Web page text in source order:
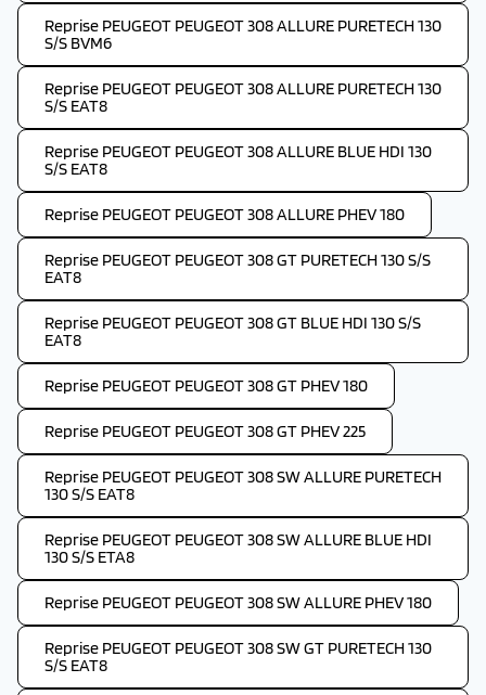
Reprise PEUGEOT PEUGEOT 308 ALLURE PURETECH 130
S/S BVM6
Reprise PEUGEOT PEUGEOT 308 ALLURE PURETECH 130
S/S EAT8
Reprise PEUGEOT PEUGEOT 308 ALLURE BLUE HDI 130
S/S EAT8
Reprise PEUGEOT PEUGEOT 308 ALLURE PHEV 180
Reprise PEUGEOT PEUGEOT 308 GT PURETECH 130 S/S
EAT8
Reprise PEUGEOT PEUGEOT 308 GT BLUE HDI 130 S/S
EAT8
Reprise PEUGEOT PEUGEOT 308 GT PHEV 180
Reprise PEUGEOT PEUGEOT 308 GT PHEV 225
Reprise PEUGEOT PEUGEOT 308 SW ALLURE PURETECH
130 S/S EAT8
Reprise PEUGEOT PEUGEOT 308 SW ALLURE BLUE HDI
130 S/S ETA8
Reprise PEUGEOT PEUGEOT 308 SW ALLURE PHEV 180
Reprise PEUGEOT PEUGEOT 308 SW GT PURETECH 130
S/S EAT8